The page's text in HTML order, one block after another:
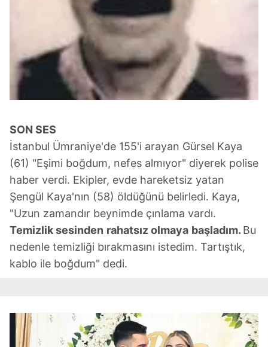
SON SES
İstanbul Ümraniye'de 155'i arayan Gürsel Kaya
(61) "Eşimi boğdum, nefes almıyor" diyerek polise
haber verdi. Ekipler, evde hareketsiz yatan
Şengül Kaya'nın (58) öldüğünü belirledi. Kaya,
"Uzun zamandır beynimde çınlama vardı.
Temizlik sesinden rahatsız olmaya başladım. Bu
nedenle temizliği bırakmasını istedim. Tartıştık,
kablo ile boğdum" dedi.